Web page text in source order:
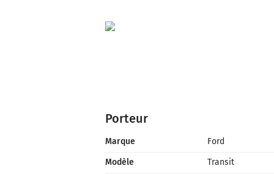
Porteur
Marque
Ford
Modèle
Transit